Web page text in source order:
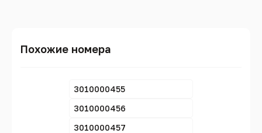
Похожие номера
3010000455
3010000456
3010000457